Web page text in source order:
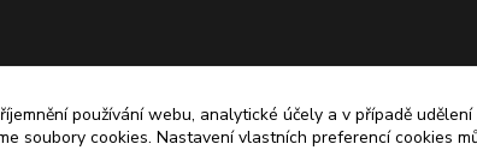
používání webu, analytické účely a v případě
soubory cookies. Nastavení vlastních preferencí cookies